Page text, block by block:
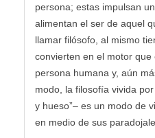
persona; estas impulsan
alimentan el ser de aquel
llamar filósofo, al mismo
convierten en el motor que
persona humana y, aún
modo, la filosofía vivida
y hueso”– es un modo de
en medio de sus